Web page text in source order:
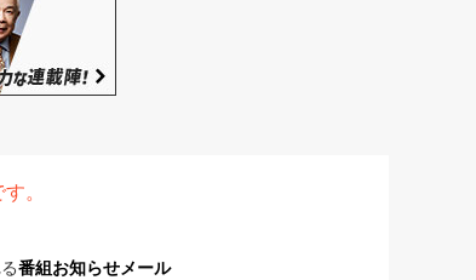
。
番組お知らせメール